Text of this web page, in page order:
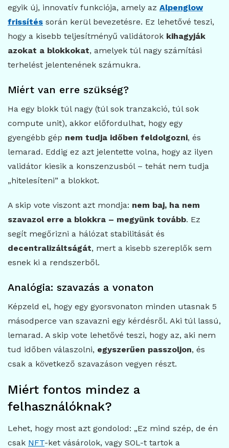
egyik új, innovatív funkciója, amely az Alpenglow
frissítés során kerül bevezetésre. Ez lehetővé teszi,
hogy a kisebb teljesítményű validátorok kihagyják
azokat a blokkokat, amelyek túl nagy számítási
terhelést jelentenének számukra.
Miért van erre szükség?
Ha egy blokk túl nagy (túl sok tranzakció, túl sok
compute unit), akkor előfordulhat, hogy egy
gyengébb gép nem tudja időben feldolgozni, és
lemarad. Eddig ez azt jelentette volna, hogy az ilyen
validátor kiesik a konszenzusból – tehát nem tudja
„hitelesíteni” a blokkot.
A skip vote viszont azt mondja: nem baj, ha nem
szavazol erre a blokkra – megyünk tovább. Ez
segít megőrizni a hálózat stabilitását és
decentralizáltságát, mert a kisebb szereplők sem
esnek ki a rendszerből.
Analógia: szavazás a vonaton
Képzeld el, hogy egy gyorsvonaton minden utasnak 5
másodperce van szavazni egy kérdésről. Aki túl lassú,
lemarad. A skip vote lehetővé teszi, hogy az, aki nem
tud időben válaszolni, egyszerűen passzoljon, és
csak a következő szavazáson vegyen részt.
Miért fontos mindez a
felhasználóknak?
Lehet, hogy most azt gondolod: „Ez mind szép, de én
csak NFT-ket vásárolok, vagy SOL-t tartok a